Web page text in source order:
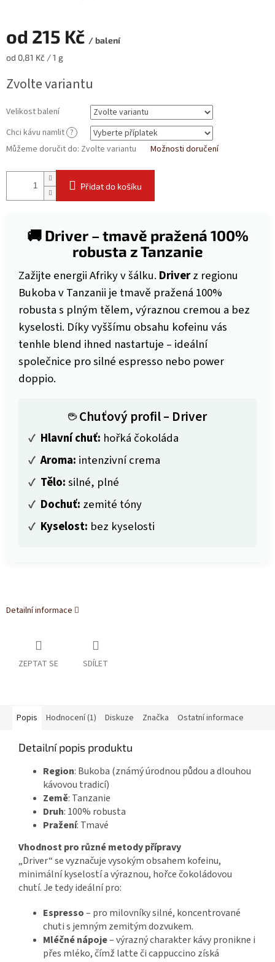
od 215 Kč / balení
Měrná
od 0,81 Kč / 1 g
Zvolte variantu
Velikost balení
Chci kávu namlit ?
Můžeme doručit do: Zvolte variantu Možnosti doručení
Přidat do košíku
🚚 Driver – tmavě pražená 100%
robusta z Tanzanie
Zažijte energii Afriky v šálku. Driverz regionu
Bukoba v Tanzanii je tmavě pražená 100%
robusta s plným tělem, výraznou cremou a bez
kyselosti. Díky vyššímu obsahu kofeinu vás
tenhle blend ihned nastartuje – ideální
společnice pro silné espresso nebo power
doppio.
☕ Chuťový profil – Driver
✓ Hlavní chuť: hořká čokoláda
✓ Aroma: intenzivní crema
✓ Tělo:silné, plné
✓ Dochuť: zemité tóny
✓ Kyselost: bez kyselosti
Detailní informace
ZEPTAT SE SDÍLET
Popis Hodnocení (1) Diskuze Značka Ostatní informace
Detailní popis produktu
Region: Bukoba (známý úrodnou půdou a dlouhou
kávovou tradicí)
Země: Tanzanie
Druh: 100% robusta
Pražení: Tmavé
Vhodnost pro různé metody přípravy
„Driver“ se vyznačuje vysokým obsahem kofeinu,
minimální kyselostí a výraznou, hořce čokoládovou
chutí. Je tedy ideální pro:
Espresso– pro milovníky silné, koncentrované
chuti s jemným zemitým dozvukem.
Mléčné nápoje– výrazný charakter kávy pronikne i
přes mléko, čímž latte či cappuccino získá